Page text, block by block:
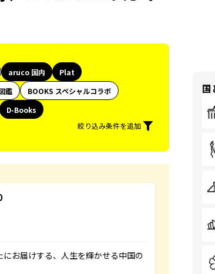
aruco 国内
Plat
鑑
BOOKS スペシャルコラボ
D-Books
絞り込み条件を追加
お届けする、人生を輝かせる中国の
国